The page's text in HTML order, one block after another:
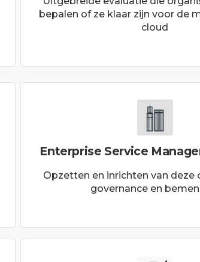
bepalen of ze klaar zijn voor de
cloud
Enterprise Service
Opzetten en inrichten van deze
governance en